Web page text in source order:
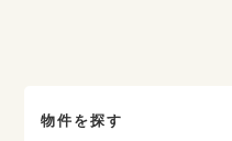
物件を探す